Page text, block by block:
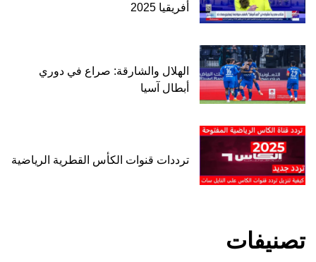
أفريقيا 2025
الهلال والشارقة: صراع في دوري
أبطال آسيا
ترددات قنوات الكأس القطرية الرياضية
تصنيفات